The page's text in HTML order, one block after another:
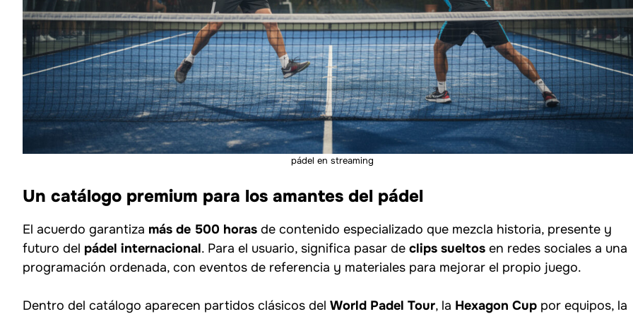
pádel en streaming
Un catálogo premium para los amantes del pádel
El acuerdo garantiza más de 500 horas de contenido especializado que mezcla historia, presente y
futuro del pádel internacional. Para el usuario, significa pasar de clips sueltos en redes sociales a una
programación ordenada, con eventos de referencia y materiales para mejorar el propio juego.
Dentro del catálogo aparecen partidos clásicos del World Padel Tour, la Hexagon Cup por equipos, la